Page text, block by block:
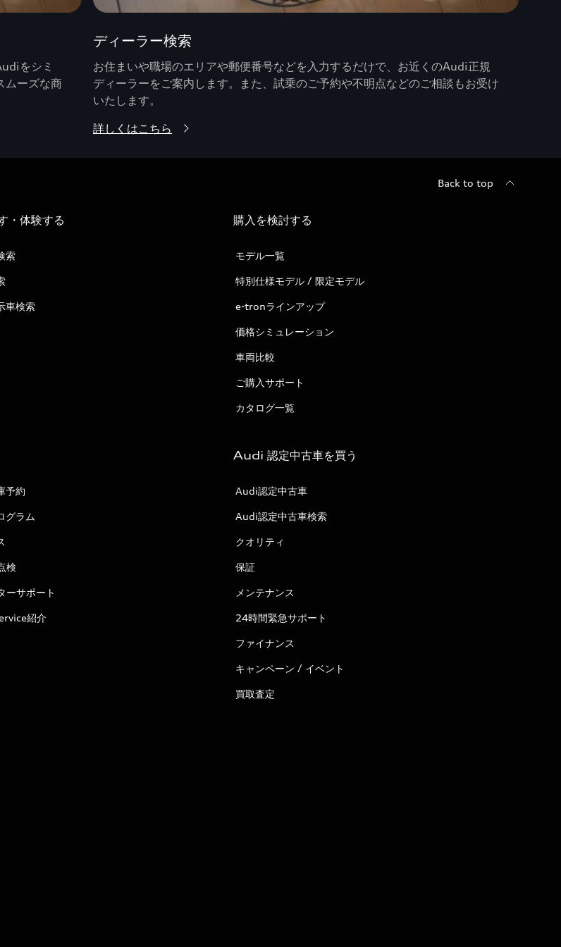
をシミ
ムーズな商
ディーラー検索
お住まいや職場のエリアや郵便番号などを入力するだけで、お近くのAudi正規
ディーラーをご案内します。また、試乗のご予約や不明点などのご相談もお受け
いたします。
詳しくはこちら
Back to top
・体験する
索
車検索
購入を検討する
モデル一覧
特別仕様モデル / 限定モデル
e-tronラインアップ
価格シミュレーション
車両比較
ご購入サポート
カタログ一覧
予約
グラム
検
ーサポート
紹介
Audi 認定中古車を買う
Audi認定中古車
Audi認定中古車検索
クオリティ
保証
メンテナンス
24時間緊急サポート
ファイナンス
キャンペーン / イベント
買取査定